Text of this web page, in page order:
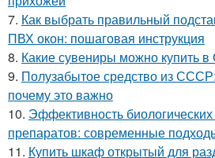
7. Как выбрать правильный
ПВХ окон: пошаговая инструкция
8. Какие сувениры можно купить в
9. Полузабытое средство из
почему это важно
10. Эффективность
препаратов: современные
11. Купить шкаф открытый для